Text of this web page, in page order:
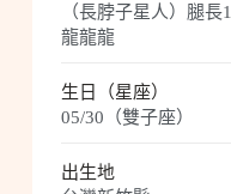
（長脖子星人）腿
龍龍龍
生日（星座）
05/30（雙子座）
出生地